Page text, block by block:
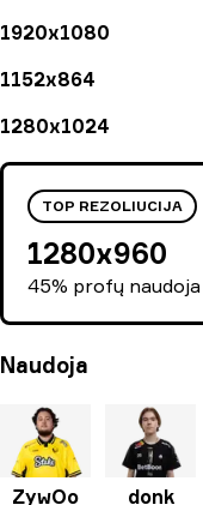
1920x1080
1152x864
1280x1024
TOP REZOLIUCIJA
1280x960
45% profų naudoja
Naudoja
ZywOo donk